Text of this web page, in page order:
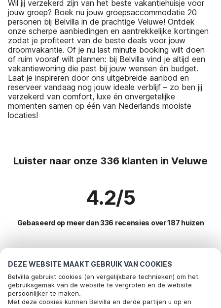
DEZE WEBSITE MAAKT GEBRUIK VAN COOKIES
Belvilla gebruikt cookies (en vergelijkbare technieken) om het
gebruiksgemak van de website te vergroten en de website
persoonlijker te maken.
Met deze cookies kunnen Belvilla en derde partijen u op en
Wil jij verzekerd zijn van het beste vakantiehuisje voor
jouw groep? Boek nu jouw groepsaccommodatie 20
personen bij Belvilla in de prachtige Veluwe! Ontdek
onze scherpe aanbiedingen en aantrekkelijke kortingen
zodat je profiteert van de beste deals voor jouw
droomvakantie. Of je nu last minute booking wilt doen
of ruim vooraf wilt plannen: bij Belvilla vind je altijd een
vakantiewoning die past bij jouw wensen én budget.
Laat je inspireren door ons uitgebreide aanbod en
reserveer vandaag nog jouw ideale verblijf – zo ben jij
verzekerd van comfort, luxe én onvergetelijke
momenten samen op één van Nederlands mooiste
locaties!
Luister naar onze 336 klanten in Veluwe
4.2/5
Gebaseerd op meer dan 336 recensies over 187 huizen
Meest populaire bestemmingen voor
vakantie
Populaire voorzieningen voor vakantie in Veluwe